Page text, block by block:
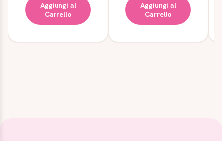
Aggiungi al
Carrello
Aggiungi al
Carrello